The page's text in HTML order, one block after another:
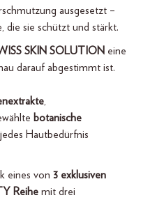
ausgesetzt –
die sie schützt und stärkt.
SKIN SOLUTION eine
darauf abgestimmt ist.
botanische
Hautbedürfnis
eines von 3 exklusiven
Reihe mit drei